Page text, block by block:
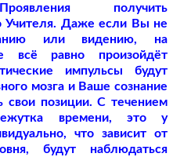
получить
Учителя. Даже если Вы не
или видению, на
всё равно произойдёт
импульсы будут
мозга и Ваше сознание
свои позиции. С течением
времени, это у
что зависит от
будут наблюдаться